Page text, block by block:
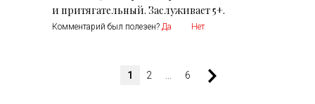
и притягательный. Заслуживает 5+.
Комментарий был полезен? Да Нет
1 2 6